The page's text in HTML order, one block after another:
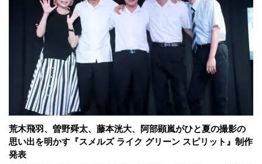
荒木飛羽、曽野舜太、藤本洸大、阿部顕嵐がひと夏の撮影の
思い出を明かす『スメルズ ライク グリーン スピリット』制作
発表